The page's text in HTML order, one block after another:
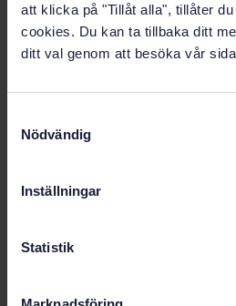
att klicka på "Tillåt alla", tillåter
cookies. Du kan ta tillbaka ditt
ditt val genom att besöka vår
Nödvändig
Inställningar
Statistik
Product information
Language:
Written by:Svenska
International title:
Edition:1
No of pages: